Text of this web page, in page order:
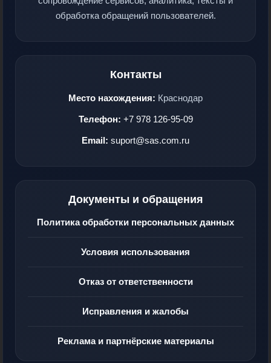
обработка обращений пользователей.
Контакты
Место нахождения: Краснодар
Телефон: +7 978 126-95-09
Email: suport@sas.com.ru
Документы и обращения
Политика обработки персональных данных
Условия использования
Отказ от ответственности
Исправления и жалобы
Реклама и партнёрские материалы